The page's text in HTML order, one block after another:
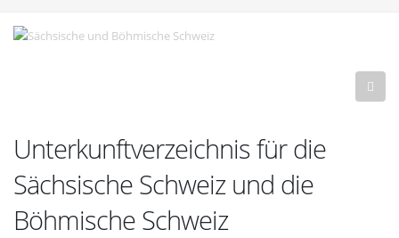
Unterkunftverzeichnis für die
Sächsische Schweiz und die
Böhmische Schweiz